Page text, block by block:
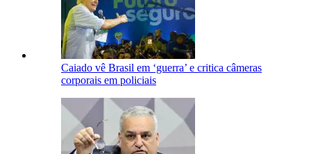
Caiado vê Brasil em ‘guerra’ e critica câmeras
corporais em policiais